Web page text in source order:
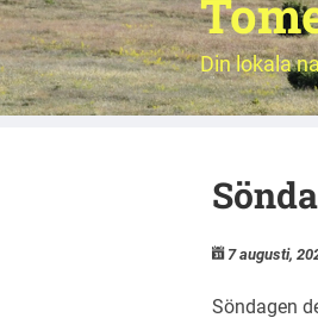
Din lokala
7 augusti,
Söndagen